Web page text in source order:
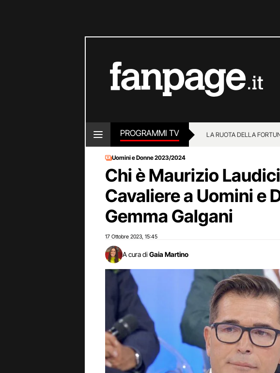
PROGRAMMI TV LA RUOTA DELLA
Uomini e Donne 2023/2024
Chi è Maurizio
Cavaliere a Uomini e
Gemma Galgani
17 Ottobre 2023 15:45
A cura di Gaia Martino